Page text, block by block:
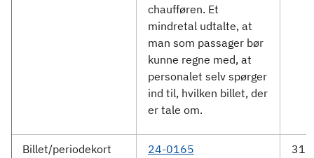
chaufføren. Et
mindretal udtalte, at
man som passager bør
kunne regne med, at
personalet selv spørger
ind til, hvilken billet, der
er tale om.
Billet/periodekort
24-0165
31.